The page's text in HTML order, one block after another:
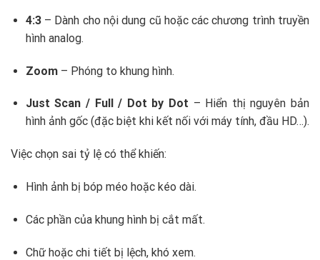
4:3– Dành cho nội dung cũ hoặc các chương trình truyền
hình analog.
Zoom– Phóng to khung hình.
Just Scan / Full / Dot by Dot – Hiển thị nguyên bản
hình ảnh gốc (đặc biệt khi kết nối với máy tính, đầu HD…).
Việc chọn sai tỷ lệ có thể khiến:
Hình ảnh bị bóp méo hoặc kéo dài.
Các phần của khung hình bị cắt mất.
Chữ hoặc chi tiết bị lệch, khó xem.